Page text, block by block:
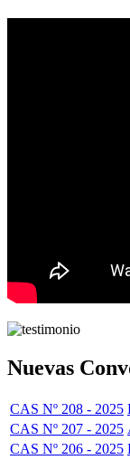
Nuevas
CAS Nº 208 - 2025
CAS Nº 207 - 2025
CAS Nº 206 - 2025